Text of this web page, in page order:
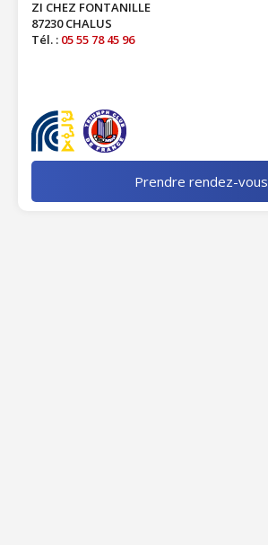
ZI CHEZ FONTANILLE
87230 CHALUS
Tél. : 05 55 78 45 96
Prendre rendez-vous